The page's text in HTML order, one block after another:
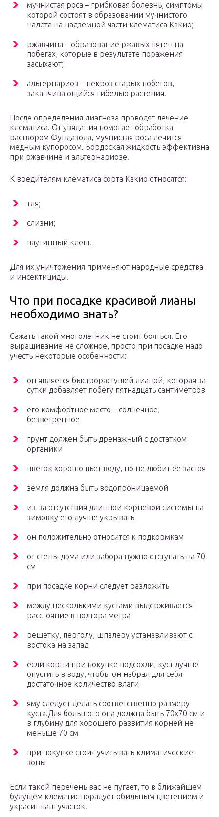
мучнистая роса – грибковая болезнь, симптомы
которой состоят в образовании мучнистого
налета на надземной части клематиса Какио;
ржавчина – образование ржавых пятен на
побегах, которые в результате поражения
засыхают;
альтернариоз – некроз старых побегов,
заканчивающийся гибелью растения.
После определения диагноза проводят лечение
клематиса. От увядания помогает обработка
раствором Фундазола, мучнистая роса лечится
медным купоросом. Бордоская жидкость эффективна
при ржавчине и альтернариозе.
К вредителям клематиса сорта Какио относятся:
тля;
слизни;
паутинный клещ.
Для их уничтожения применяют народные средства
и инсектициды.
Что при посадке красивой лианы
необходимо знать?
Сажать такой многолетник не стоит бояться. Его
выращивание не сложное, просто при посадке надо
учесть некоторые особенности:
он является быстрорастущей лианой, которая за
сутки добавляет побегу пятнадцать сантиметров
его комфортное место – солнечное,
безветренное
грунт должен быть дренажный с достатком
органики
цветок хорошо пьет воду, но не любит ее застоя
земля должна быть водопроницаемой
из-за отсутствия длинной корневой системы на
зимовку его лучше укрывать
он положительно относится к подкормкам
от стены дома или забора нужно отступать на 70
см
при посадке корни следует разложить
между несколькими кустами выдерживается
расстояние в полтора метра
решетку, перголу, шпалеру устанавливают с
востока на запад
если корни при покупке подсохли, куст лучше
опустить в воду, чтобы он набрал для себя
достаточное количество влаги
яму следует делать соответственно размеру
куста.Для большого она должна быть 70х70 см и
в глубину для хорошего развития корней не
меньше 70 см
при покупке стоит учитывать климатические
зоны
Если такой перечень вас не пугает, то в ближайшем
будущем клематис порадует обильным цветением и
украсит ваш участок.